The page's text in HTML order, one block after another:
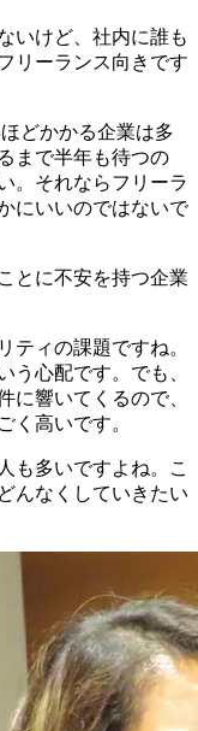
いけど、社内に誰も
リーランス向き です
どかかる企業は多
まで半年も待つの
。それならフリーラ
にいいのではないで
に不安を持つ企業
ティの課題ですね。
う心配です。でも、
に響いてくるので、
く高いです。
も多いですよね。こ
んなくしていきたい